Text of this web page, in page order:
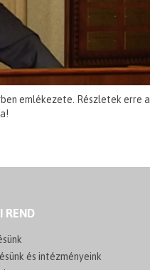
emlékezete. Részletek erre a
REND
és intézményeink